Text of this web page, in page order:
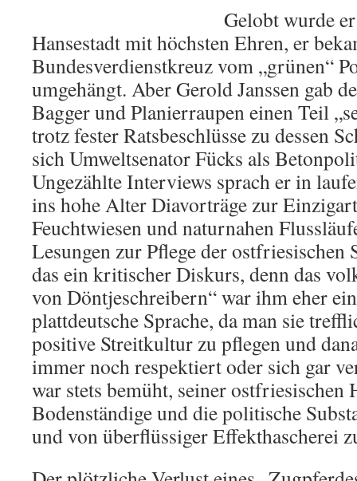
Gelobt wurde
Hansestadt mit höchsten Ehren, er
Bundesverdienstkreuz vom „grünen“
umgehängt. Aber Gerold Janssen gab
Bagger und Planierraupen einen Teil
trotz fester Ratsbeschlüsse zu dessen
sich Umweltsenator Fücks als
Ungezählte Interviews sprach er in
ins hohe Alter Diavorträge zur
Feuchtwiesen und naturnahen
Lesungen zur Pflege der ostfriesischen
das ein kritischer Diskurs, denn das
von Döntjeschreibern“ war ihm eher
plattdeutsche Sprache, da man sie
positive Streitkultur zu pflegen und
immer noch respektiert oder sich gar
war stets bemüht, seiner ostfriesischen
Bodenständige und die politische
und von überflüssiger Effekthascherei